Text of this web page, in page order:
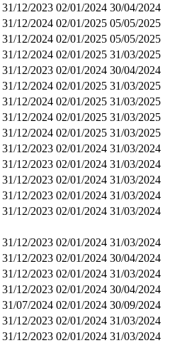
31/12/2023 02/01/2024 30/04/2024
31/12/2024 02/01/2025 05/05/2025
31/12/2024 02/01/2025 05/05/2025
31/12/2024 02/01/2025 31/03/2025
31/12/2023 02/01/2024 30/04/2024
31/12/2024 02/01/2025 31/03/2025
31/12/2024 02/01/2025 31/03/2025
31/12/2024 02/01/2025 31/03/2025
31/12/2024 02/01/2025 31/03/2025
31/12/2023 02/01/2024 31/03/2024
31/12/2023 02/01/2024 31/03/2024
31/12/2023 02/01/2024 31/03/2024
31/12/2023 02/01/2024 31/03/2024
31/12/2023 02/01/2024 31/03/2024
31/12/2023 02/01/2024 31/03/2024
31/12/2023 02/01/2024 30/04/2024
31/12/2023 02/01/2024 31/03/2024
31/12/2023 02/01/2024 30/04/2024
31/07/2024 02/01/2024 30/09/2024
31/12/2023 02/01/2024 31/03/2024
31/12/2023 02/01/2024 31/03/2024